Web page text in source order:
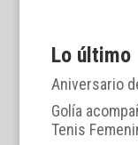
Lo último
Aniversario
Golía
Tenis